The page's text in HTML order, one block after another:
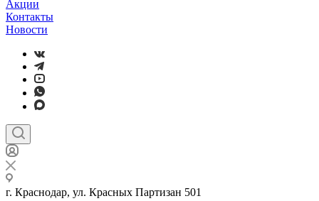
Акции
Контакты
Новости
г. Краснодар, ул. Красных Партизан 501